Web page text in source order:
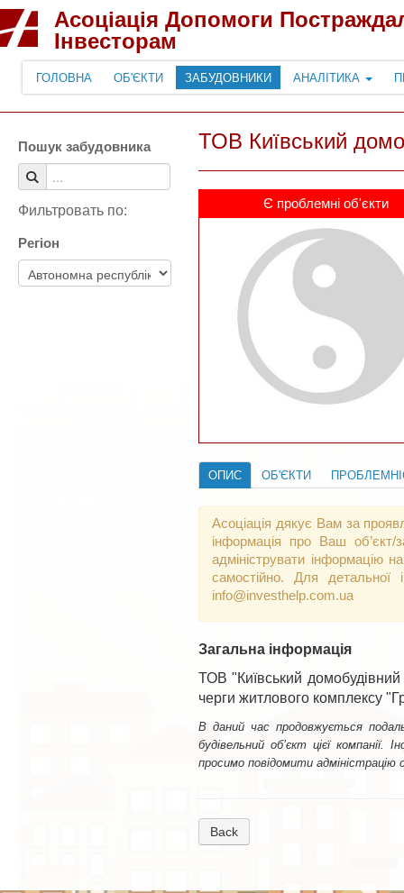
Асоціація Допомоги
Інвесторам
ГОЛОВНА ОБ'ЄКТИ ЗАБУДОВНИКИ АНАЛІТИКА
Пошук забудовника
Фильтровать по:
Регіон
ТОВ Київський
Є проблемні об'єкти
ОПИС ОБ'ЄКТИ
Асоціація дякує Вам за
інформація про Ваш
адмініструвати інформацію
самостійно. Для
info@investhelp.com.ua
Загальна інформація
ТОВ "Київський домобудівний
черги житлового комплексу
В даний час продовжується
будівельний об’єкт цієї
просимо повідомити
Back